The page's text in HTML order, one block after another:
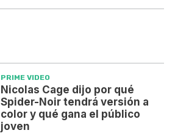
PRIME VIDEO
Nicolas Cage dijo por qué
Spider-Noir tendrá versión a
color y qué gana el público
joven